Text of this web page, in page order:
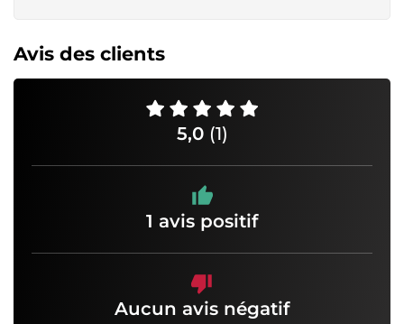
Avis des clients
5,0 (1)
1 avis positif
Aucun avis négatif